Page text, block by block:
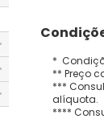
*
** Preço
***
alíquota.
****